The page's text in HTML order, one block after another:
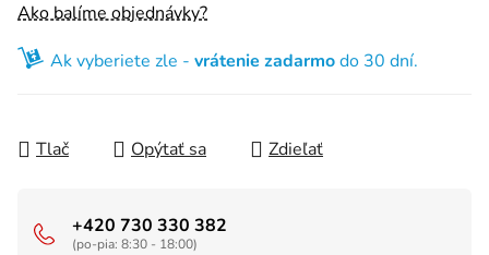
Ako balíme objednávky?
Ak vyberiete zle - vrátenie zadarmodo 30 dní.
Tlač Opýtať sa Zdieľať
+420 730 330 382
(po-pia: 8:30 - 18:00)